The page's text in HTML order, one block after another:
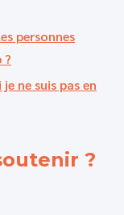
personnes
?
ne suis pas en
?